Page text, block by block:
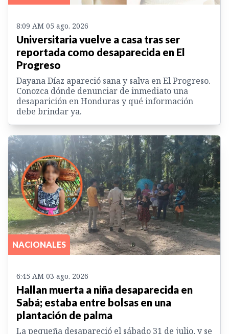
8:09 AM 05 ago. 2026
Universitaria vuelve a casa tras ser
reportada como desaparecida en El
Progreso
Dayana Díaz apareció sana y salva en El Progreso.
Conozca dónde denunciar de inmediato una
desaparición en Honduras y qué información
debe brindar ya.
NACIONALES
6:45 AM 03 ago. 2026
Hallan muerta a niña desaparecida en
Sabá; estaba entre bolsas en una
plantación de palma
La pequeña desapareció el sábado 31 de julio, y se